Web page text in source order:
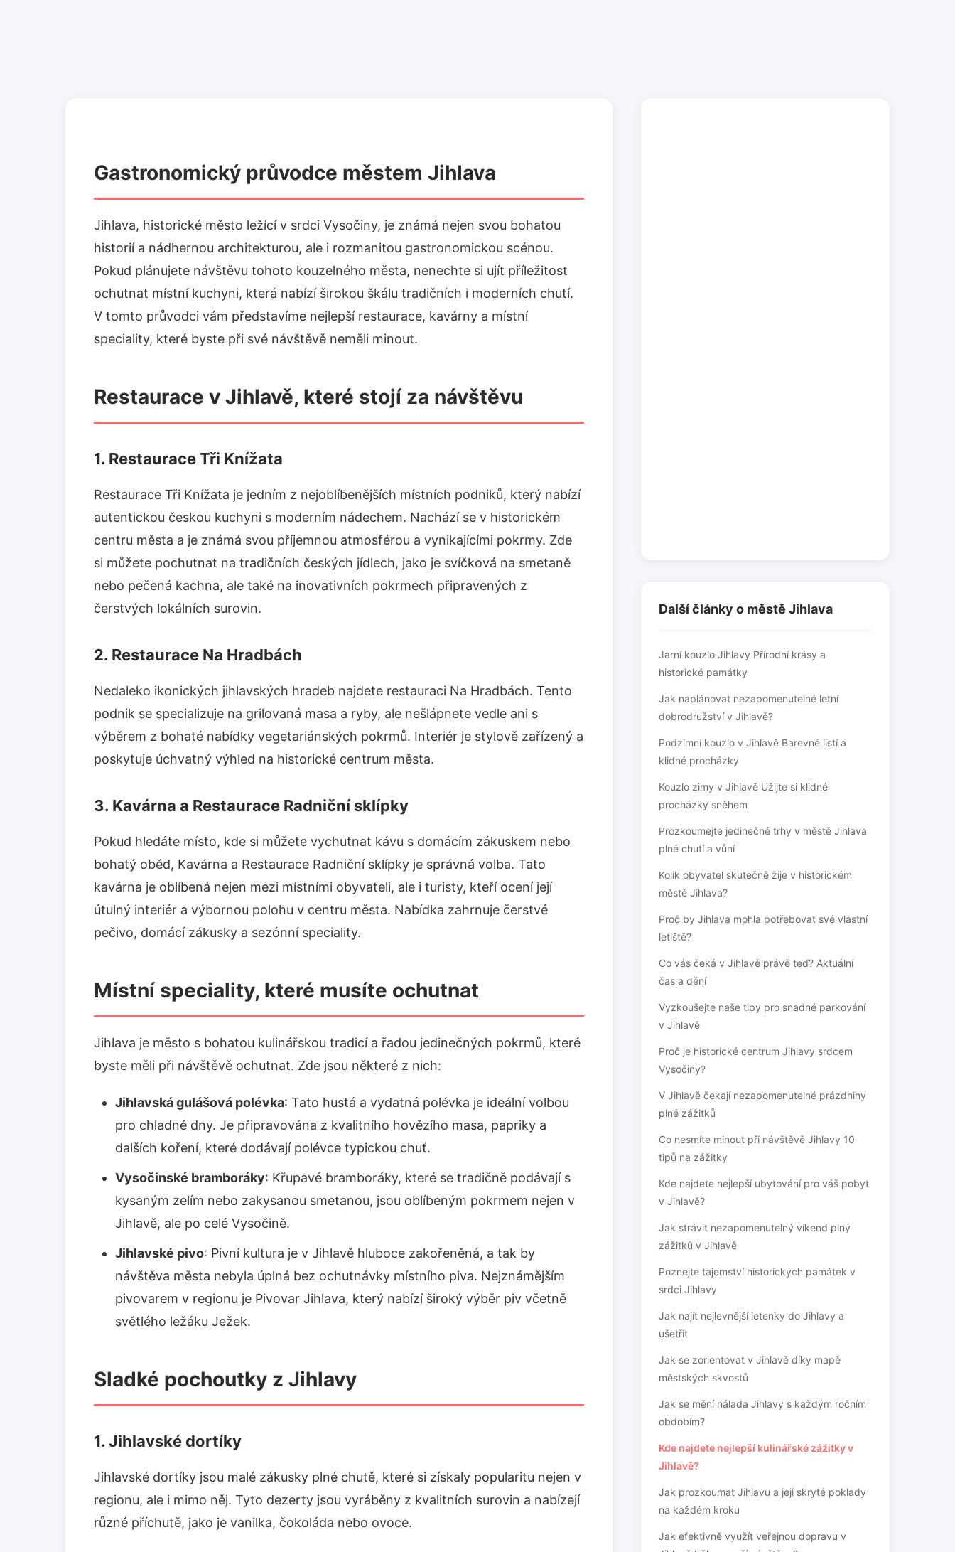
Gastronomický průvodce městem Jihlava
Jihlava, historické město ležící v srdci Vysočiny, je známá nejen svou bohatou
historií a nádhernou architekturou, ale i rozmanitou gastronomickou scénou.
Pokud plánujete návštěvu tohoto kouzelného města, nenechte si ujít příležitost
ochutnat místní kuchyni, která nabízí širokou škálu tradičních i moderních chutí.
V tomto průvodci vám představíme nejlepší restaurace, kavárny a místní
speciality, které byste při své návštěvě neměli minout.
Restaurace v Jihlavě, které stojí za návštěvu
1. Restaurace Tři Knížata
Restaurace Tři Knížata je jedním z nejoblíbenějších místních podniků, který nabízí
autentickou českou kuchyni s moderním nádechem. Nachází se v historickém
centru města a je známá svou příjemnou atmosférou a vynikajícími pokrmy. Zde
si můžete pochutnat na tradičních českých jídlech, jako je svíčková na smetaně
nebo pečená kachna, ale také na inovativních pokrmech připravených z
čerstvých lokálních surovin.
2. Restaurace Na Hradbách
Nedaleko ikonických jihlavských hradeb najdete restauraci Na Hradbách. Tento
podnik se specializuje na grilovaná masa a ryby, ale nešlápnete vedle ani s
výběrem z bohaté nabídky vegetariánských pokrmů. Interiér je stylově zařízený a
poskytuje úchvatný výhled na historické centrum města.
3. Kavárna a Restaurace Radniční sklípky
Pokud hledáte místo, kde si můžete vychutnat kávu s domácím zákuskem nebo
bohatý oběd, Kavárna a Restaurace Radniční sklípky je správná volba. Tato
kavárna je oblíbená nejen mezi místními obyvateli, ale i turisty, kteří ocení její
útulný interiér a výbornou polohu v centru města. Nabídka zahrnuje čerstvé
pečivo, domácí zákusky a sezónní speciality.
Místní speciality, které musíte ochutnat
Jihlava je město s bohatou kulinářskou tradicí a řadou jedinečných pokrmů, které
byste měli při návštěvě ochutnat. Zde jsou některé z nich:
Jihlavská gulášová polévka: Tato hustá a vydatná polévka je ideální volbou
pro chladné dny. Je připravována z kvalitního hovězího masa, papriky a
dalších koření, které dodávají polévce typickou chuť.
Vysočinské bramboráky: Křupavé bramboráky, které se tradičně podávají s
kysaným zelím nebo zakysanou smetanou, jsou oblíbeným pokrmem nejen v
Jihlavě, ale po celé Vysočině.
Jihlavské pivo: Pivní kultura je v Jihlavě hluboce zakořeněná, a tak by
návštěva města nebyla úplná bez ochutnávky místního piva. Nejznámějším
pivovarem v regionu je Pivovar Jihlava, který nabízí široký výběr piv včetně
světlého ležáku Ježek.
Sladké pochoutky z Jihlavy
1. Jihlavské dortíky
Jihlavské dortíky jsou malé zákusky plné chutě, které si získaly popularitu nejen v
regionu, ale i mimo něj. Tyto dezerty jsou vyráběny z kvalitních surovin a nabízejí
různé příchutě, jako je vanilka, čokoláda nebo ovoce.
Další články o městě Jihlava
Jarní kouzlo Jihlavy Přírodní krásy a
historické památky
Jak naplánovat nezapomenutelné letní
dobrodružství v Jihlavě?
Podzimní kouzlo v Jihlavě Barevné listí a
klidné procházky
Kouzlo zimy v Jihlavě Užijte si klidné
procházky sněhem
Prozkoumejte jedinečné trhy v městě Jihlava
plné chutí a vůní
Kolik obyvatel skutečně žije v historickém
městě Jihlava?
Proč by Jihlava mohla potřebovat své vlastní
letiště?
Co vás čeká v Jihlavě právě teď? Aktuální
čas a dění
Vyzkoušejte naše tipy pro snadné parkování
v Jihlavě
Proč je historické centrum Jihlavy srdcem
Vysočiny?
V Jihlavě čekají nezapomenutelné prázdniny
plné zážitků
Co nesmíte minout při návštěvě Jihlavy 10
tipů na zážitky
Kde najdete nejlepší ubytování pro váš pobyt
v Jihlavě?
Jak strávit nezapomenutelný víkend plný
zážitků v Jihlavě
Poznejte tajemství historických památek v
srdci Jihlavy
Jak najít nejlevnější letenky do Jihlavy a
ušetřit
Jak se zorientovat v Jihlavě díky mapě
městských skvostů
Jak se mění nálada Jihlavy s každým ročním
obdobím?
Kde najdete nejlepší kulinářské zážitky v
Jihlavě?
Jak prozkoumat Jihlavu a její skryté poklady
na každém kroku
Jak efektivně využít veřejnou dopravu v